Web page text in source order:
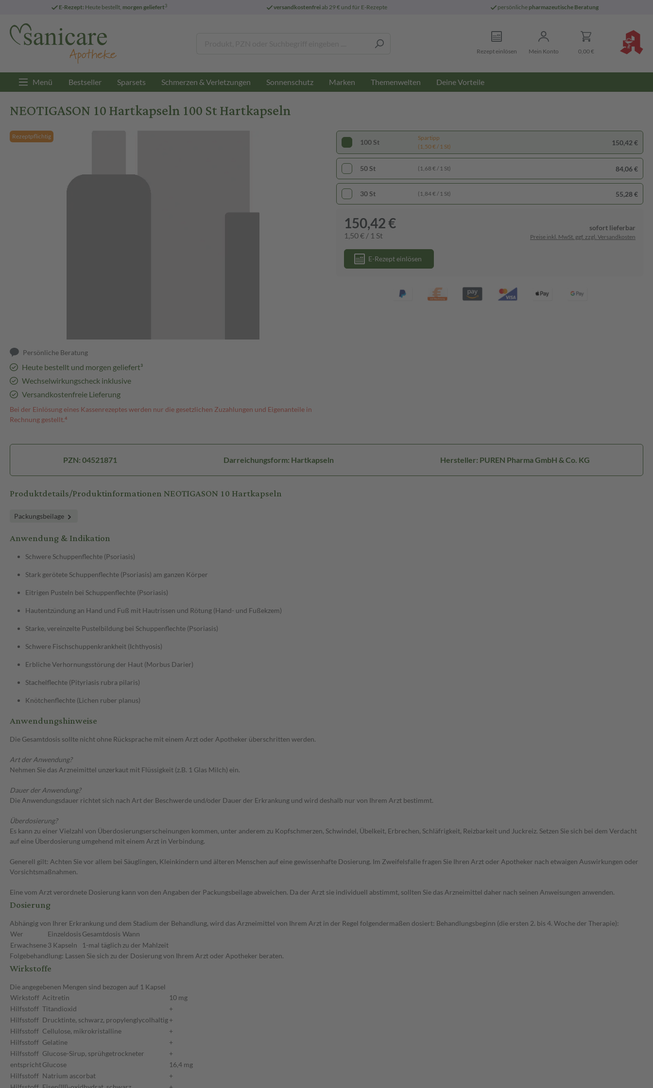
E-Rezept: Heute bestellt, morgen geliefert3 versandkostenfreiab 29 € und für E-Rezepte persönliche pharmazeutische Beratung
Rezept einlösen Mein Konto 0,00 €
Menü Bestseller Sparsets Schmerzen & Verletzungen Sonnenschutz Marken Themenwelten Deine Vorteile
NEOTIGASON 10 Hartkapseln 100 St Hartkapseln
Rezeptpflichtig
Persönliche Beratung
Heute bestellt und morgen geliefert³
Wechselwirkungscheck inklusive
Versandkostenfreie Lieferung
Bei der Einlösung eines Kassenrezeptes werden nur die gesetzlichen Zuzahlungen und Eigenanteile in
Rechnung gestellt.⁴
100 St
Spartipp
(1,50 € / 1 St)
150,42 €
50 St (1,68 € / 1 St) 84,06 €
30 St (1,84 € / 1 St) 55,28 €
150,42 €
1,50 € / 1 St
sofort lieferbar
Preise inkl. MwSt. ggf. zzgl. Versandkosten
E-Rezept einlösen
PZN: 04521871 Darreichungsform: Hartkapseln Hersteller: PUREN Pharma GmbH & Co. KG
Produktdetails/Produktinformationen NEOTIGASON 10 Hartkapseln
Packungsbeilage
Anwendung & Indikation
Schwere Schuppenflechte (Psoriasis)
Stark gerötete Schuppenflechte (Psoriasis) am ganzen Körper
Eitrigen Pusteln bei Schuppenflechte (Psoriasis)
Hautentzündung an Hand und Fuß mit Hautrissen und Rötung (Hand- und Fußekzem)
Starke, vereinzelte Pustelbildung bei Schuppenflechte (Psoriasis)
Schwere Fischschuppenkrankheit (Ichthyosis)
Erbliche Verhornungsstörung der Haut (Morbus Darier)
Stachelflechte (Pityriasis rubra pilaris)
Knötchenflechte (Lichen ruber planus)
Anwendungshinweise
Die Gesamtdosis sollte nicht ohne Rücksprache mit einem Arzt oder Apotheker überschritten werden.
Art der Anwendung?
Nehmen Sie das Arzneimittel unzerkaut mit Flüssigkeit (z.B. 1 Glas Milch) ein.
Dauer der Anwendung?
Die Anwendungsdauer richtet sich nach Art der Beschwerde und/oder Dauer der Erkrankung und wird deshalb nur von Ihrem Arzt bestimmt.
Überdosierung?
Es kann zu einer Vielzahl von Überdosierungserscheinungen kommen, unter anderem zu Kopfschmerzen, Schwindel, Übelkeit, Erbrechen, Schläfrigkeit, Reizbarkeit und Juckreiz. Setzen Sie sich bei dem Verdacht
auf eine Überdosierung umgehend mit einem Arzt in Verbindung.
Generell gilt: Achten Sie vor allem bei Säuglingen, Kleinkindern und älteren Menschen auf eine gewissenhafte Dosierung. Im Zweifelsfalle fragen Sie Ihren Arzt oder Apotheker nach etwaigen Auswirkungen oder
Vorsichtsmaßnahmen.
Eine vom Arzt verordnete Dosierung kann von den Angaben der Packungsbeilage abweichen. Da der Arzt sie individuell abstimmt, sollten Sie das Arzneimittel daher nach seinen Anweisungen anwenden.
Dosierung
Abhängig von Ihrer Erkrankung und dem Stadium der Behandlung, wird das Arzneimittel von Ihrem Arzt in der Regel folgendermaßen dosiert: Behandlungsbeginn (die ersten 2. bis 4. Woche der Therapie):
Wer
Einzeldosis Gesamtdosis Wann
Erwachsene3 Kapseln 1-mal täglich zu der Mahlzeit
Folgebehandlung: Lassen Sie sich zu der Dosierung von Ihrem Arzt oder Apotheker beraten.
Wirkstoffe
Die angegebenen Mengen sind bezogen auf 1 Kapsel
Wirkstoff Acitretin
10 mg
Hilfsstoff Titandioxid
+
Hilfsstoff Drucktinte, schwarz, propylenglycolhaltig+
Hilfsstoff Cellulose, mikrokristalline
+
Hilfsstoff Gelatine
+
Hilfsstoff Glucose-Sirup, sprühgetrockneter
+
entsprichtGlucose
16,4 mg
Hilfsstoff Natrium ascorbat
+